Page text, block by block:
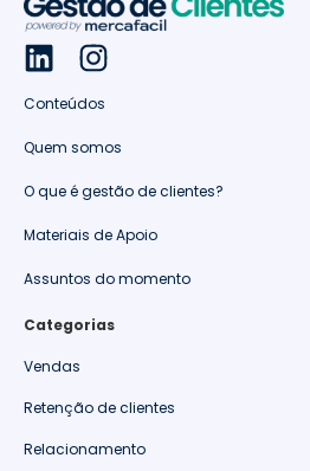
Conteúdos
Quem somos
O que é gestão de clientes?
Materiais de Apoio
Assuntos do momento
Categorias
Vendas
Retenção de clientes
Relacionamento